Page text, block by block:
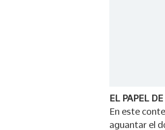
EL PAPEL
En este
aguantar el